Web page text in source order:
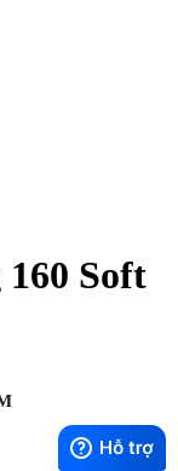
Soft